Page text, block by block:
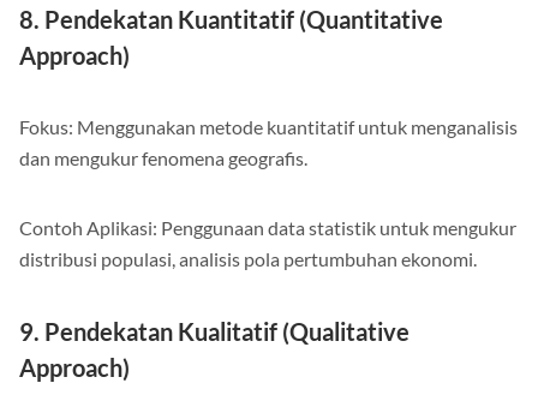
8. Pendekatan Kuantitatif (Quantitative
Approach)
Fokus: Menggunakan metode kuantitatif untuk menganalisis
dan mengukur fenomena geografis.
Contoh Aplikasi: Penggunaan data statistik untuk mengukur
distribusi populasi, analisis pola pertumbuhan ekonomi.
9. Pendekatan Kualitatif (Qualitative
Approach)